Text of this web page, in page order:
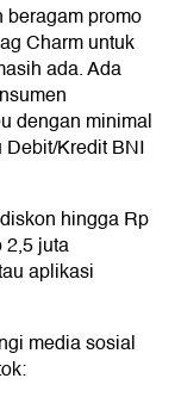
promo
Charm untuk
ada. Ada
dengan minimal
Kredit BNI
hingga Rp
juta
aplikasi
media sosial